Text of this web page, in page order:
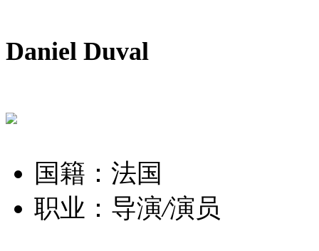
Daniel Duval
国籍：法国
职业：导演/演员